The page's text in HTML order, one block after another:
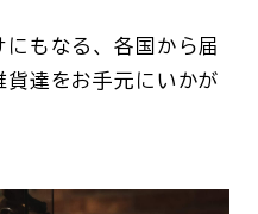
もなる、各国から届
達をお手元にいかが